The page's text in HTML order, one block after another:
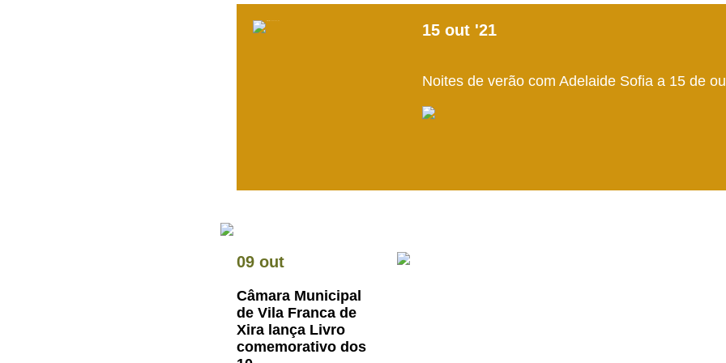
15 out '21
Noites de verão com Adelaide Sofia a 15 de
09 out
Câmara Municipal
de Vila Franca de
Xira lança Livro
comemorativo dos